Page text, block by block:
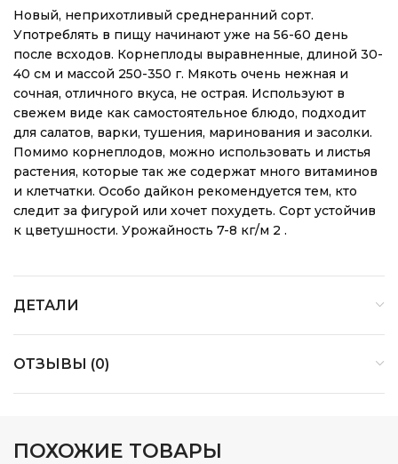
Новый, неприхотливый среднеранний сорт.
Употреблять в пищу начинают уже на 56-60 день
после всходов. Корнеплоды выравненные, длиной 30-
40 см и массой 250-350 г. Мякоть очень нежная и
сочная, отличного вкуса, не острая. Используют в
свежем виде как самостоятельное блюдо, подходит
для салатов, варки, тушения, маринования и засолки.
Помимо корнеплодов, можно использовать и листья
растения, которые так же содержат много витаминов
и клетчатки. Особо дайкон рекомендуется тем, кто
следит за фигурой или хочет похудеть. Сорт устойчив
к цветушности. Урожайность 7-8 кг/м 2 .
ДЕТАЛИ
ОТЗЫВЫ (0)
ПОХОЖИЕ ТОВАРЫ